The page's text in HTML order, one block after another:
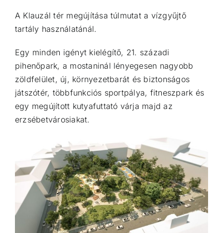
A Klauzál tér megújítása túlmutat a vízgyűjtő
tartály használatánál.
Egy minden igényt kielégítő, 21. századi
pihenőpark, a mostaninál lényegesen nagyobb
zöldfelület, új, környezetbarát és biztonságos
játszótér, többfunkciós sportpálya, fitneszpark és
egy megújított kutyafuttató várja majd az
erzsébetvárosiakat.